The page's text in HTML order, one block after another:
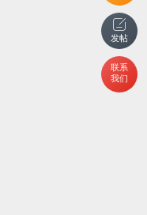
发帖
联系
我们